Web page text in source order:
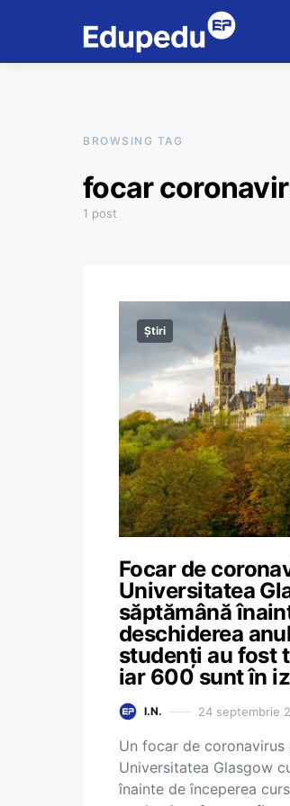
BROWSING TAG
focar
1 post
Știri
Focar de
Universitatea
săptămână
deschiderea
studenți au fost
iar 600 sunt în
I.N. 24 septembrie
Un focar de coronavirus
Universitatea Glasgow
înainte de începerea